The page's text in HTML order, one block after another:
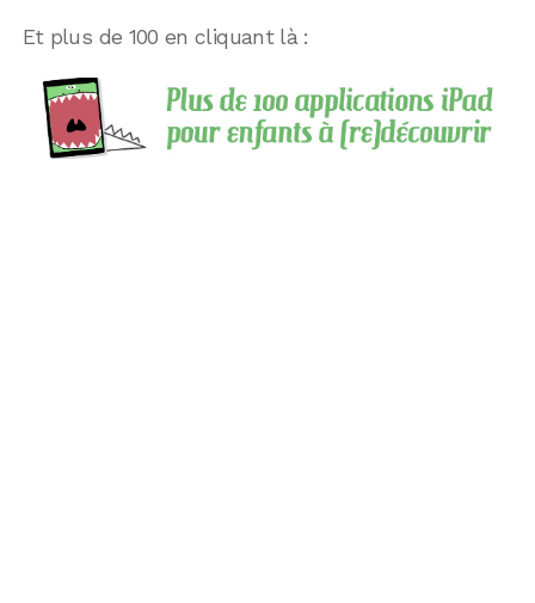
Et plus de 100 en cliquant là :